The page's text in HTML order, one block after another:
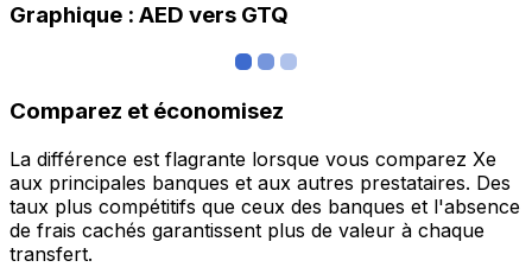
Graphique : AED vers GTQ
Comparez et économisez
La différence est flagrante lorsque vous comparez Xe
aux principales banques et aux autres prestataires. Des
taux plus compétitifs que ceux des banques et l'absence
de frais cachés garantissent plus de valeur à chaque
transfert.